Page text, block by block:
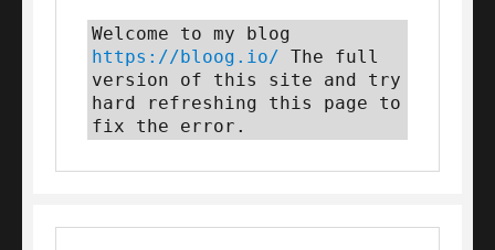
https://bloog.io/ The full
version of this site and try
hard refreshing this page to
fix the error.